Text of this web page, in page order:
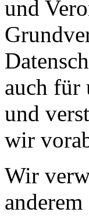
und
auch für
und
wir
Wir